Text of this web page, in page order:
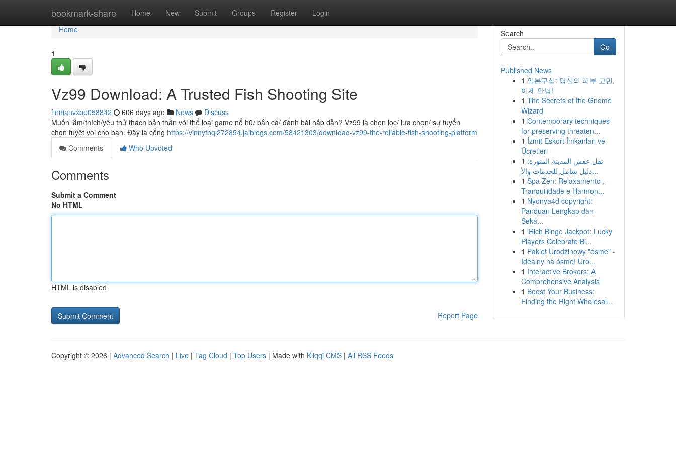
bookmark-share Home New Submit Groups Register Login
Home
Home
1
Vz99 Download: A Trusted Fish Shooting Site
finnianvxbp058842 606 days ago News
Discuss
Muốn lắm/thích/yêu thử thách bản thân với thể loại game nổ hũ/ bắn cá/ đánh bài hấp dẫn? Vz99 là chọn lọc/ lựa chọn/ sự tuyển
chọn tuyệt vời cho bạn. Đây là cổng https://vinnytbql272854.jaiblogs.com/58421303/download-vz99-the-reliable-fish-shooting-platform
Comments
Who Upvoted
Comments
Submit a Comment
No HTML
HTML is disabled
Report Page
Search
Go
Published News
1 일본구심: 당신의 피부 고민,
이제 안녕!
1 The Secrets of the Gnome
Wizard
1 Contemporary techniques
for preserving threaten...
1 İzmit Eskort İmkanları ve
Ücretleri
1 نقل عفش المدينة المنورة:
دليل شامل للخدمات والأ...
1 Spa Zen: Relaxamento ,
Tranquilidade e Harmon...
1 Nyonya4d copyright:
Panduan Lengkap dan
Seka...
1 iRich Bingo Jackpot: Lucky
Players Celebrate Bi...
1 Pakiet Urodzinowy "ósme" -
Idealny na ósme! Uro...
1 Interactive Brokers: A
Comprehensive Analysis
1 Boost Your Business:
Finding the Right Wholesal...
Copyright © 2026 | Advanced Search | Live | Tag Cloud | Top Users | Made with Kliqqi CMS | All RSS Feeds